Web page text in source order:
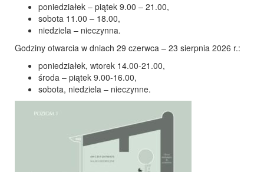
poniedziałek – piątek 9.00 – 21.00,
sobota 11.00 – 18.00,
niedziela – nieczynna.
Godziny otwarcia w dniach 29 czerwca – 23 sierpnia 2026 r.:
poniedziałek, wtorek 14.00-21.00,
środa – piątek 9.00-16.00,
sobota, niedziela – nieczynne.